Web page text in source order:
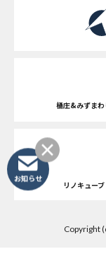
桶庄&みずまわ
リノキューブ
Copyright
お知らせ